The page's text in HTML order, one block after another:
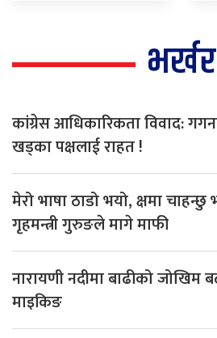
भर्खर
कांग्रेस आधिकारिकता विवाद:
खड्का पक्षलाई राहत !
मेरो भाषा ठाडो भयो, क्षमा चाहन्छु
गृहमन्त्री गुरुङले मागे माफी
नारायणी नदीमा बाढीको जोखिम
माइकिङ